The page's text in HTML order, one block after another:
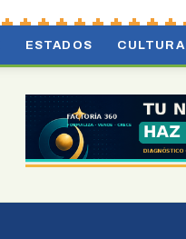
ESTADOS CULTURA